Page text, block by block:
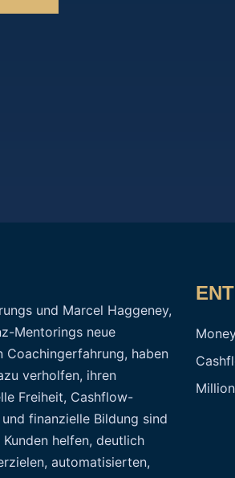
und Marcel Haggeney,
Mentorings neue
Coachingerfahrung, haben
verholfen, ihren
Freiheit, Cashflow-
finanzielle Bildung sind
helfen, deutlich
automatisierten,